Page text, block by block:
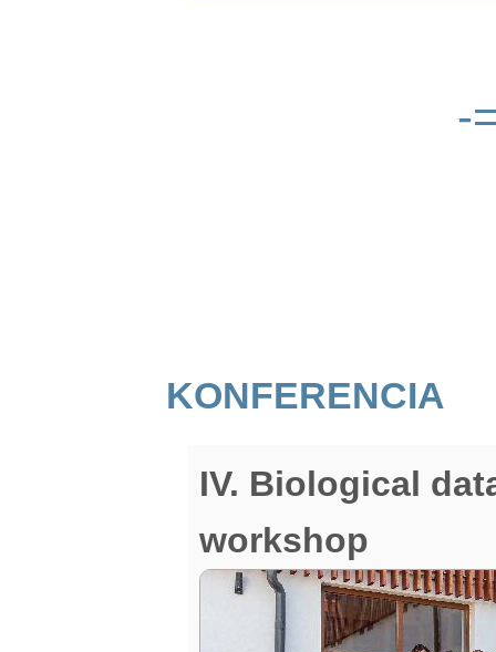
-
konferencia
IV. Biological
workshop